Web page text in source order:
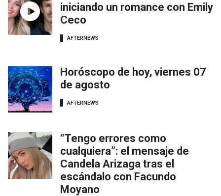
iniciando un romance con Emily
Ceco
AFTERNEWS
Horóscopo de hoy, viernes 07
de agosto
AFTERNEWS
“Tengo errores como
cualquiera”: el mensaje de
Candela Arizaga tras el
escándalo con Facundo
Moyano